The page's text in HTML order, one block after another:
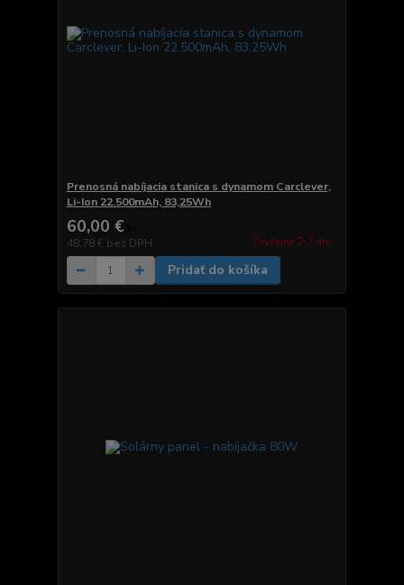
Prenosná nabíjacia stanica s dynamom Carclever,
Li-Ion 22.500mAh, 83,25Wh
60,00 €
48,78 € bez DPH Zvyčajne 2-7 dni.
Pridať do košíka